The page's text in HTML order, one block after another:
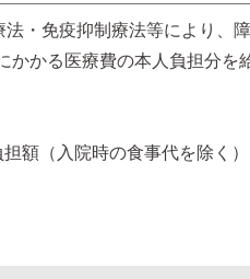
・免疫抑制療法等により、障
かかる医療費の本人負担分を
額（入院時の食事代を除く